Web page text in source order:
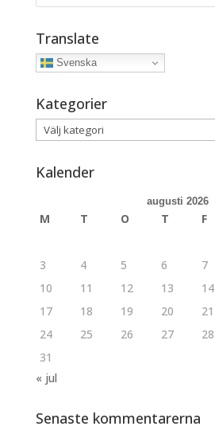
Translate
Svenska
Kategorier
Kategorier
Kalender
augusti 2026
M T O T F
3
4 5 6 7
10
11 12 13 14
17
18 19 20 21
24
25 26 27 28
31
« jul
Senaste kommentarerna